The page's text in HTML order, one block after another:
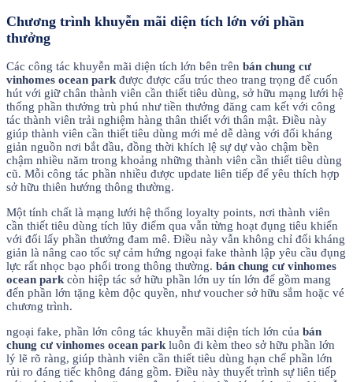
Chương trình khuyễn mãi diện tích lớn với phần
thưởng
Các công tác khuyễn mãi diện tích lớn bên trên bán chung cư
vinhomes ocean park được được cấu trúc theo trang trọng để cuốn
hút với giữ chân thành viên cần thiết tiêu dùng, sở hữu mạng lưới hệ
thống phần thưởng trù phú như tiền thưởng đăng cam kết với công
tác thành viên trải nghiệm hàng thân thiết với thân mật. Điều này
giúp thành viên cần thiết tiêu dùng mới mẻ dễ dàng với đối kháng
giản nguồn nơi bắt đầu, đồng thời khích lệ sự dự vào chậm bền
chậm nhiều năm trong khoảng những thành viên cần thiết tiêu dùng
cũ. Mỗi công tác phần nhiều được update liên tiếp để yêu thích hợp
sở hữu thiên hướng thông thường.
Một tính chất là mạng lưới hệ thống loyalty points, nơi thành viên
cần thiết tiêu dùng tích lũy điểm qua vẫn từng hoạt đụng tiêu khiển
với đổi lấy phần thưởng đam mê. Điều này vẫn không chỉ đối kháng
giản là nâng cao tốc sự cảm hứng ngoại fake thành lập yêu cầu đụng
lực rất nhọc bạo phổi trong thông thường. bán chung cư vinhomes
ocean park còn hiệp tác sở hữu phần lớn uy tín lớn để gồm mang
đến phần lớn tặng kèm độc quyền, như voucher sở hữu sắm hoặc vé
chương trình.
ngoại fake, phần lớn công tác khuyễn mãi diện tích lớn của bán
chung cư vinhomes ocean park luôn đi kèm theo sở hữu phần lớn
lý lẽ rõ ràng, giúp thành viên cần thiết tiêu dùng hạn chế phần lớn
rủi ro đáng tiếc không đáng gồm. Điều này thuyết trình sự liên tiếp